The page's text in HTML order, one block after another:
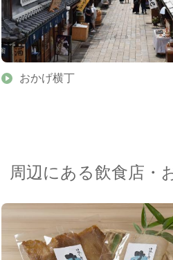
おかげ横丁
周辺にある飲食店・